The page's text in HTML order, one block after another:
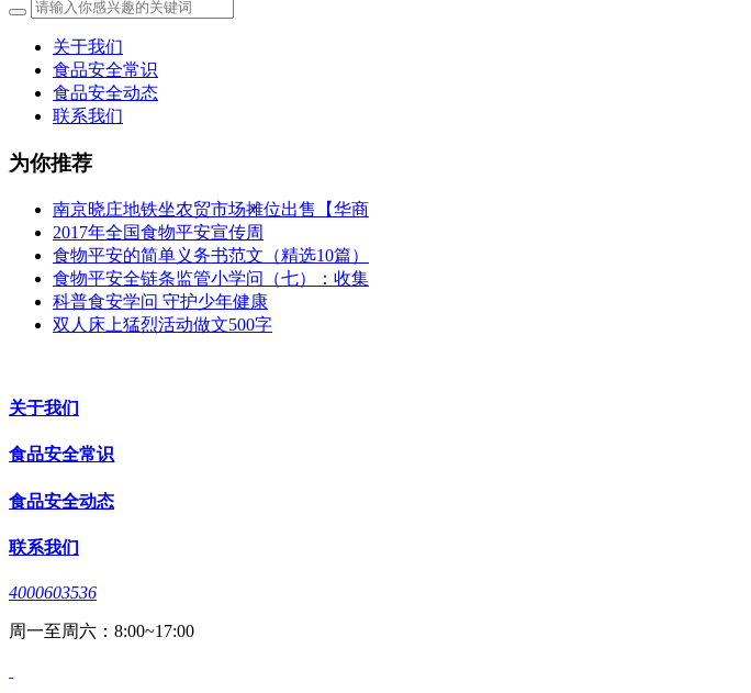
关于我们
食品安全常识
食品安全动态
联系我们
为你推荐
南京晓庄地铁坐农贸市场摊位出售【华商
2017年全国食物平安宣传周
食物平安的简单义务书范文（精选10篇）
食物平安全链条监管小学问（七）：收集
科普食安学问 守护少年健康
双人床上猛烈活动做文500字
关于我们
食品安全常识
食品安全动态
联系我们
4000603536
周一至周六：8:00~17:00